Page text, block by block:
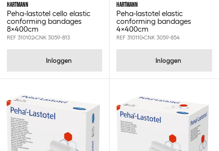
HARTMANN
Peha-lastotel cello elastic
conforming bandages
8x400cm
REF 310102CNK 3059-813
Inloggen
HARTMANN
Peha-lastotel elastic
conforming bandages
4x400cm
REF 310110CNK 3059-854
Inloggen